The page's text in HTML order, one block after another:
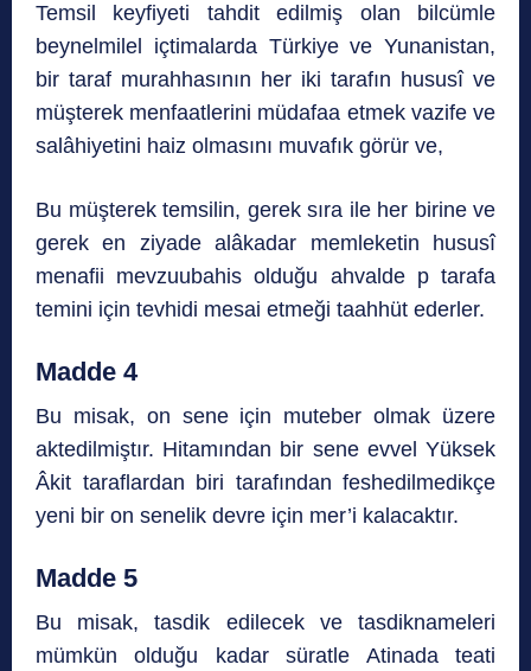
Temsil keyfiyeti tahdit edilmiş olan bilcümle
beynelmilel içtimalarda Türkiye ve Yunanistan,
bir taraf murahhasının her iki tarafın hususî ve
müşterek menfaatlerini müdafaa etmek vazife ve
salâhiyetini haiz olmasını muvafık görür ve,
Bu müşterek temsilin, gerek sıra ile her birine ve
gerek en ziyade alâkadar memleketin hususî
menafii mevzuubahis olduğu ahvalde p tarafa
temini için tevhidi mesai etmeği taahhüt ederler.
Madde 4
Bu misak, on sene için muteber olmak üzere
aktedilmiştır. Hitamından bir sene evvel Yüksek
Âkit taraflardan biri tarafından feshedilmedikçe
yeni bir on senelik devre için mer’i kalacaktır.
Madde 5
Bu misak, tasdik edilecek ve tasdiknameleri
mümkün olduğu kadar süratle Atinada teati